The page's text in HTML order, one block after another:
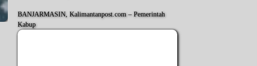
BANJARMASIN, Kalimantanpost.com – Pemerintah
Kabup